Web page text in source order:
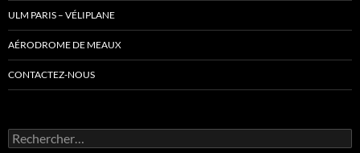
ULM PARIS – VÉLIPLANE
AÉRODROME DE MEAUX
CONTACTEZ-NOUS
Rechercher :